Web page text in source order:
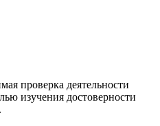
проверка деятельности
изучения достоверности